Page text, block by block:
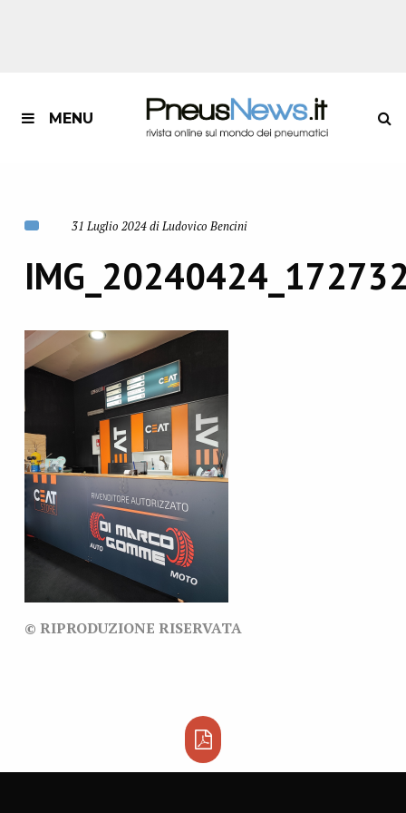
MENU
31 Luglio 2024 di Ludovico Bencini
© RIPRODUZIONE RISERVATA